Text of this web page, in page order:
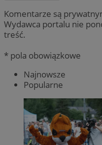
Komentarze są
Wydawca portalu nie
treść.
* pola obowiązkowe
Najnowsze
Popularne